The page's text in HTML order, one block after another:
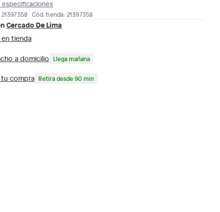
especificaciones
Cód. tienda: 21397358
Cercado De Lima
tienda
a domicilio Llega mañana
tu compra Retira desde 90 min